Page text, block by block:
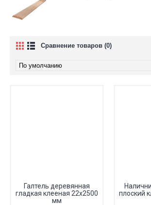
Сравнение товаров (0)
Галтель деревянная
гладкая клееная 22х2500
мм
плоский